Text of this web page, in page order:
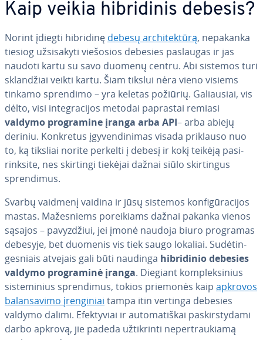
Kaip veikia hib­ri­di­nis debesis?
Norint įdiegti hibridinę debesų ar­chi­tek­tū­rą, nepakanka
tiesiog už­si­sa­ky­ti viešosios debesies paslaugas ir jas
naudoti kartu su savo duomenų centru. Abi sistemos turi
sklan­džiai veikti kartu. Šiam tikslui nėra vieno visiems
tinkamo sprendimo – yra keletas požiūrių. Ga­liau­siai, vis
dėlto, visi in­te­g­ra­ci­jos metodai paprastai remiasi
valdymo prog­ra­mi­ne įranga arba API– arba abiejų
deriniu. Konkretus įgy­ven­di­ni­mas visada priklauso nuo
to, ką tiksliai norite perkelti į debesį ir kokį teikėją pa­si­
rink­si­te, nes skirtingi tiekėjai dažnai siūlo skir­tin­gus
spren­di­mus.
Svarbų vaidmenį vaidina ir jūsų sistemos kon­fi­gū­ra­ci­jos
mastas. Ma­žes­niems po­rei­kiams dažnai pakanka vienos
sąsajos – pa­vyz­džiui, jei įmonė naudoja biuro programas
debesyje, bet duomenis vis tiek saugo lokaliai. Su­dė­tin­
ges­niais atvejais gali būti naudinga hib­ri­di­nio debesies
valdymo prog­ra­mi­nė įranga. Diegiant komp­lek­si­nius
sis­te­mi­nius spren­di­mus, tokios priemonės kaip apkrovos
ba­lan­sa­vi­mo įren­gi­niai tampa itin vertinga debesies
valdymo dalimi. Efek­ty­viai ir au­to­ma­tiš­kai pa­skirs­ty­da­mi
darbo apkrovą, jie padeda už­tik­rin­ti ne­per­trau­kia­mą